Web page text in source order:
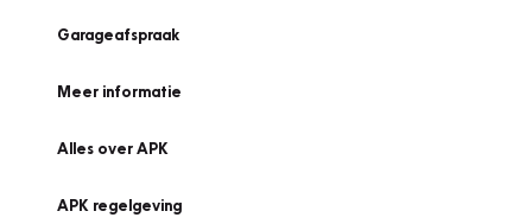
Garageafspraak
Meer informatie
Alles over APK
APK regelgeving